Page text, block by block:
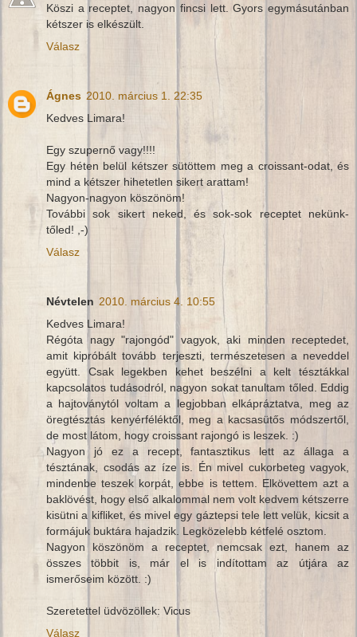
Köszi a receptet, nagyon fincsi lett. Gyors egymásutánban
kétszer is elkészült.
Válasz
Ágnes 2010. március 1. 22:35
Kedves Limara!
Egy szupernő vagy!!!!
Egy héten belül kétszer sütöttem meg a croissant-odat, és
mind a kétszer hihetetlen sikert arattam!
Nagyon-nagyon köszönöm!
További sok sikert neked, és sok-sok receptet nekünk-
tőled! ,-)
Válasz
Névtelen 2010. március 4. 10:55
Kedves Limara!
Régóta nagy "rajongód" vagyok, aki minden receptedet,
amit kipróbált tovább terjeszti, természetesen a neveddel
együtt. Csak legekben kehet beszélni a kelt tésztákkal
kapcsolatos tudásodról, nagyon sokat tanultam tőled. Eddig
a hajtoványtól voltam a legjobban elkápráztatva, meg az
öregtésztás kenyérféléktől, meg a kacsasütős módszertől,
de most látom, hogy croissant rajongó is leszek. :)
Nagyon jó ez a recept, fantasztikus lett az állaga a
tésztának, csodás az íze is. Én mivel cukorbeteg vagyok,
mindenbe teszek korpát, ebbe is tettem. Elkövettem azt a
baklövést, hogy első alkalommal nem volt kedvem kétszerre
kisütni a kifliket, és mivel egy gáztepsi tele lett velük, kicsit a
formájuk buktára hajadzik. Legközelebb kétfelé osztom.
Nagyon köszönöm a receptet, nemcsak ezt, hanem az
összes többit is, már el is indítottam az útjára az
ismerőseim között. :)
Szeretettel üdvözöllek: Vicus
Válasz